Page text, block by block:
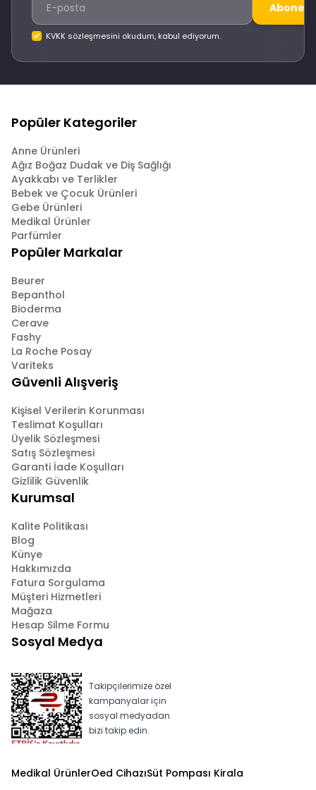
Abone
KVKK sözleşmesini okudum, kabul ediyorum.
Popüler Kategoriler
Anne Ürünleri
Ağız Boğaz Dudak ve Diş Sağlığı
Ayakkabı ve Terlikler
Bebek ve Çocuk Ürünleri
Gebe Ürünleri
Medikal Ürünler
Parfümler
Popüler Markalar
Beurer
Bepanthol
Bioderma
Cerave
Fashy
La Roche Posay
Variteks
Güvenli Alışveriş
Kişisel Verilerin Korunması
Teslimat Koşulları
Üyelik Sözleşmesi
Satış Sözleşmesi
Garanti İade Koşulları
Gizlilik Güvenlik
Kurumsal
Kalite Politikası
Blog
Künye
Hakkımızda
Fatura Sorgulama
Müşteri Hizmetleri
Mağaza
Hesap Silme Formu
Sosyal Medya
Takipçilerimize özel
kampanyalar için
sosyal medyadan
bizi takip edin.
Medikal ÜrünlerOed CihazıSüt Pompası Kirala